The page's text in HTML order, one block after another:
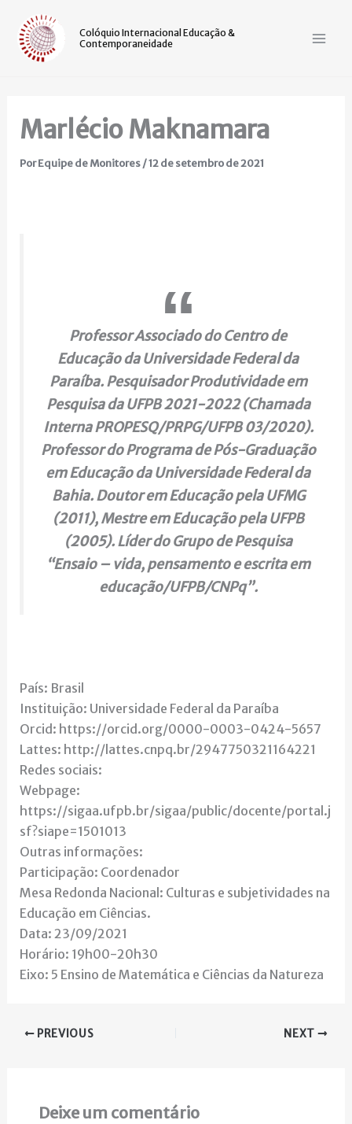
para
Colóquio Internacional Educação &
Contemporaneidade
Marlécio Maknamara
PorEquipe de Monitores/12 de setembro de 2021
Professor Associado do Centro de
Educação da Universidade Federal da
Paraíba. Pesquisador Produtividade em
Pesquisa da UFPB 2021-2022 (Chamada
Interna PROPESQ/PRPG/UFPB 03/2020).
Professor do Programa de Pós-Graduação
em Educação da Universidade Federal da
Bahia. Doutor em Educação pela UFMG
(2011), Mestre em Educação pela UFPB
(2005). Líder do Grupo de Pesquisa
“Ensaio – vida, pensamento e escrita em
educação/UFPB/CNPq”.
País: Brasil
Instituição: Universidade Federal da Paraíba
Orcid: https://orcid.org/0000-0003-0424-5657
Lattes: http://lattes.cnpq.br/2947750321164221
Redes sociais:
Webpage:
https://sigaa.ufpb.br/sigaa/public/docente/portal.j
sf?siape=1501013
Outras informações:
Participação: Coordenador
Mesa Redonda Nacional: Culturas e subjetividades na
Educação em Ciências.
Data: 23/09/2021
Horário: 19h00-20h30
Eixo: 5 Ensino de Matemática e Ciências da Natureza
PREVIOUS NEXT
Deixe um comentário